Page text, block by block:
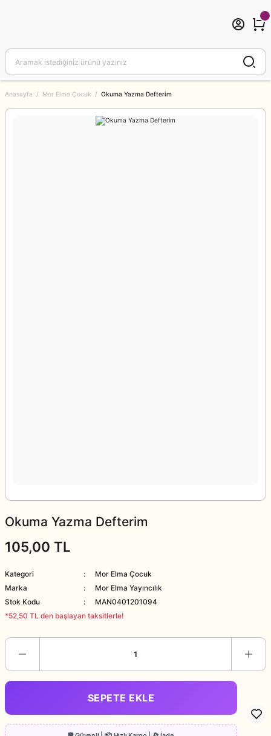
Anasayfa Mor Elma Çocuk Okuma Yazma Defterim
Okuma Yazma Defterim
105,00 TL
Kategori
Mor Elma Çocuk
Marka
Mor Elma Yayıncılık
Stok Kodu
MAN0401201094
*52,50 TL den başlayan taksitlerle!
SEPETE EKLE